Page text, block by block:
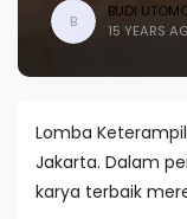
B
BUDI
15 YEARS
Lomba
Jakarta. Dalam
karya terbaik